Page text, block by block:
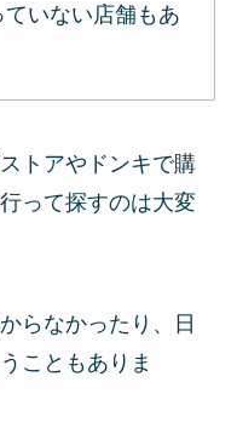
いない店舗もあ
トアやドンキで購
って探すのは大変
らなかったり、日
こともありま